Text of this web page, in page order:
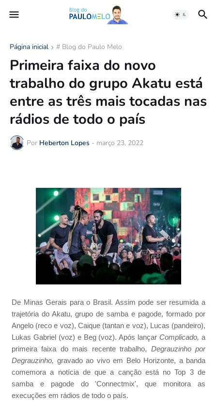
Página inicial # Blog do Paulo Melo
Primeira faixa do novo
trabalho do grupo Akatu está
entre as três mais tocadas nas
rádios de todo o país
Por Heberton Lopes - março 23, 2022
De Minas Gerais para o Brasil. Assim pode ser resumida a
trajetória do Akatu, grupo de samba e pagode, formado por
Angelo (reco e voz), Caique (tantan e voz), Lucas (pandeiro),
Lukas Gabriel (voz) e Beg (voz). Após lançar Complicado, a
primeira faixa do mais recente trabalho, Degrauzinho por
Degrauzinho, gravado ao vivo em Belo Horizonte, a banda
comemora a notícia de que a canção está no Top 3 de
samba e pagode do 'Connectmix', que monitora as
execuções em rádios de todo o país.